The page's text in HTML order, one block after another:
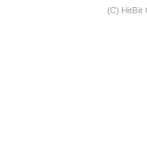
(C) HitBit